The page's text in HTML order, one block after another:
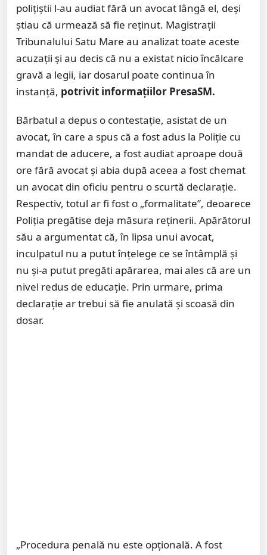
polițiștii l-au audiat fără un avocat lângă el, deși
știau că urmează să fie reținut. Magistrații
Tribunalului Satu Mare au analizat toate aceste
acuzații și au decis că nu a existat nicio încălcare
gravă a legii, iar dosarul poate continua în
instanță, potrivit informațiilor PresaSM.
Bărbatul a depus o contestație, asistat de un
avocat, în care a spus că a fost adus la Poliție cu
mandat de aducere, a fost audiat aproape două
ore fără avocat și abia după aceea a fost chemat
un avocat din oficiu pentru o scurtă declarație.
Respectiv, totul ar fi fost o „formalitate”, deoarece
Poliția pregătise deja măsura reținerii. Apărătorul
său a argumentat că, în lipsa unui avocat,
inculpatul nu a putut înțelege ce se întâmplă și
nu și-a putut pregăti apărarea, mai ales că are un
nivel redus de educație. Prin urmare, prima
declarație ar trebui să fie anulată și scoasă din
dosar.
„Procedura penală nu este opțională. A fost